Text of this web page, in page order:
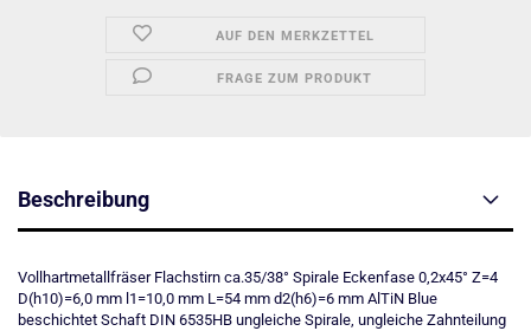
AUF DEN MERKZETTEL
FRAGE ZUM PRODUKT
Beschreibung
Vollhartmetallfräser Flachstirn ca.35/38° Spirale Eckenfase 0,2x45° Z=4
D(h10)=6,0 mm l1=10,0 mm L=54 mm d2(h6)=6 mm AlTiN Blue
beschichtet Schaft DIN 6535HB ungleiche Spirale, ungleiche Zahnteilung